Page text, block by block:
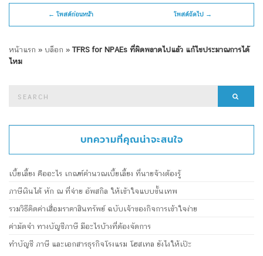
← โพสต์ก่อนหน้า โพสต์ถัดไป →
หน้าแรก » บล็อก »TFRS for NPAEs ที่ผิดพลาดไปแล้ว แก้ไขประมาณการได้
ไหม
บทความที่คุณน่าจะสนใจ
เบี้ยเลี้ยง คืออะไร เกณฑ์คำนวณเบี้ยเลี้ยง ที่นายจ้างต้องรู้
ภาษีเงินได้ หัก ณ ที่จ่าย อัพสกิล ให้เข้าใจแบบขั้นเทพ
รวมวิธีคิดค่าเสื่อมราคาสินทรัพย์ ฉบับเจ้าของกิจการเข้าใจง่าย
ค่ามัดจำ ทางบัญชีภาษี มีอะไรบ้างที่ต้องจัดการ
ทำบัญชี ภาษี และเอกสารธุรกิจโรงแรม โฮสเทล ยังไงให้เป๊ะ